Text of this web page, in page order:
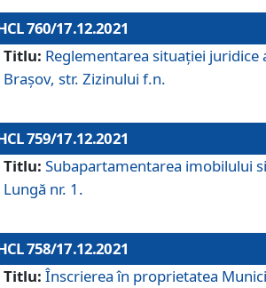
760/17.12.2021
Titlu: Reglementarea situației
Brașov, str. Zizinului f.n.
759/17.12.2021
Titlu: Subapartamentarea imobilului
Lungă nr. 1.
758/17.12.2021
Titlu: Înscrierea în proprietatea